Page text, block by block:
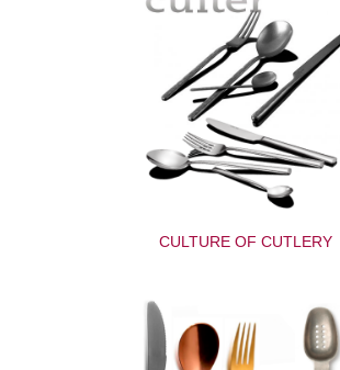
CULTURE OF CUTLERY